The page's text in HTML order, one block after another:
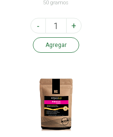
50 gramos
- +
Agregar